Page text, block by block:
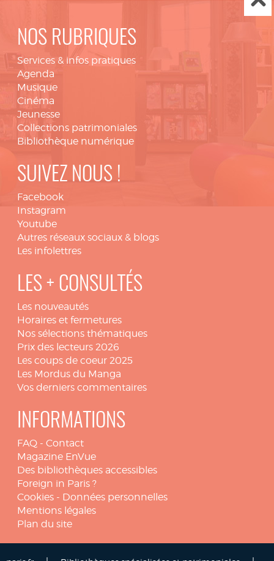
NOS RUBRIQUES
Services & infos pratiques
Agenda
Musique
Cinéma
Jeunesse
Collections patrimoniales
Bibliothèque numérique
SUIVEZ NOUS !
Facebook
Instagram
Youtube
Autres réseaux sociaux & blogs
Les infolettres
LES + CONSULTÉS
Les nouveautés
Horaires et fermetures
Nos sélections thématiques
Prix des lecteurs 2026
Les coups de coeur 2025
Les Mordus du Manga
Vos derniers commentaires
INFORMATIONS
FAQ - Contact
Magazine EnVue
Des bibliothèques accessibles
Foreign in Paris ?
Cookies - Données personnelles
Mentions légales
Plan du site